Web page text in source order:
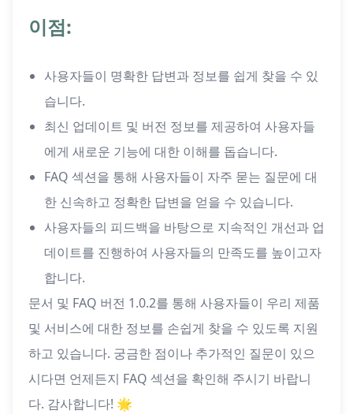
이점:
사용자들이 명확한 답변과 정보를 쉽게 찾을 수 있
습니다.
최신 업데이트 및 버전 정보를 제공하여 사용자들
에게 새로운 기능에 대한 이해를 돕습니다.
FAQ 섹션을 통해 사용자들이 자주 묻는 질문에 대
한 신속하고 정확한 답변을 얻을 수 있습니다.
사용자들의 피드백을 바탕으로 지속적인 개선과 업
데이트를 진행하여 사용자들의 만족도를 높이고자
합니다.
문서 및 FAQ 버전 1.0.2를 통해 사용자들이 우리 제품
및 서비스에 대한 정보를 손쉽게 찾을 수 있도록 지원
하고 있습니다. 궁금한 점이나 추가적인 질문이 있으
시다면 언제든지 FAQ 섹션을 확인해 주시기 바랍니
다. 감사합니다! 🌟